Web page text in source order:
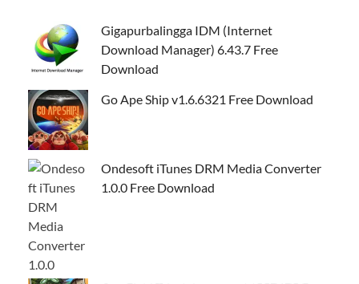
Gigapurbalingga IDM (Internet
Download Manager) 6.43.7 Free
Download
Go Ape Ship v1.6.6321 Free Download
Ondesoft iTunes DRM Media Converter
1.0.0 Free Download